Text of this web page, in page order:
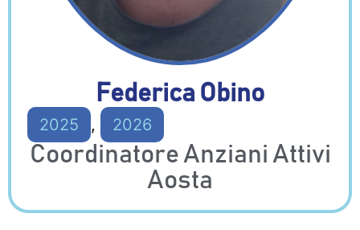
Federica Obino
2025 , 2026
Coordinatore Anziani Attivi
Aosta